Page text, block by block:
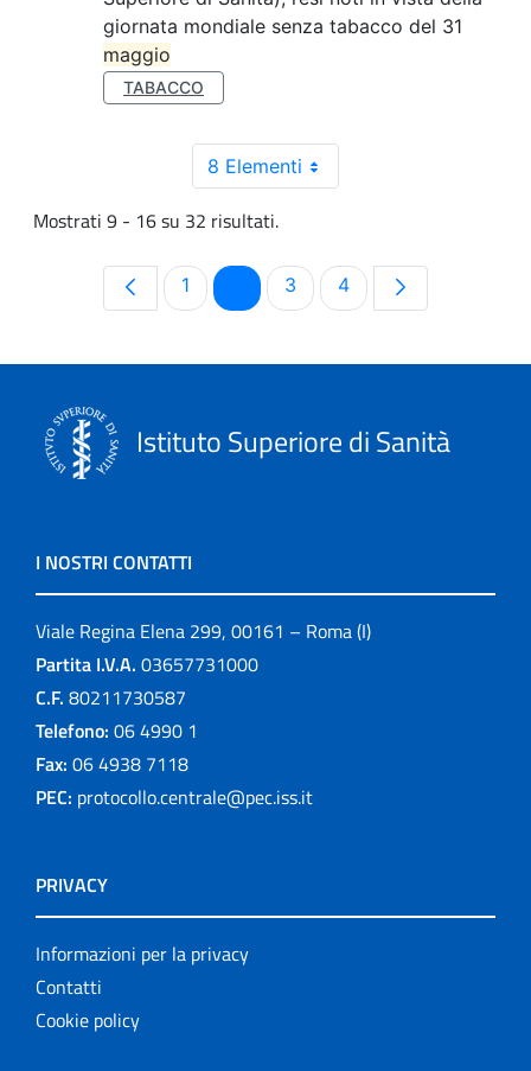
giornata mondiale senza tabacco del 31
maggio
TABACCO
8 Elementi
Mostrati 9 - 16 su 32 risultati.
Pagina
1 PaginaPagina
3 Pagina
4
Istituto Superiore di Sanità
I NOSTRI CONTATTI
Viale Regina Elena 299, 00161 – Roma (I)
Partita I.V.A. 03657731000
C.F. 80211730587
Telefono: 06 4990 1
Fax: 06 4938 7118
PEC: protocollo.centrale@pec.iss.it
PRIVACY
Informazioni per la privacy
Contatti
Cookie policy